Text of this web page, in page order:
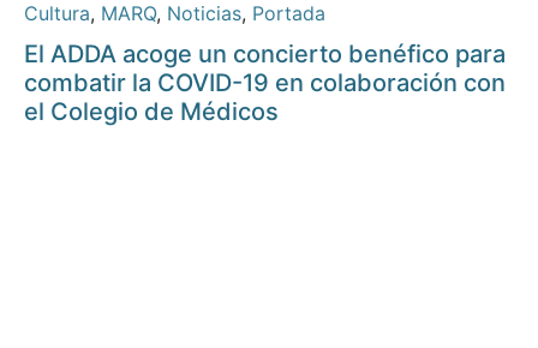
Cultura, MARQ, Noticias, Portada
El ADDA acoge un concierto benéfico para
combatir la COVID-19 en colaboración con
el Colegio de Médicos